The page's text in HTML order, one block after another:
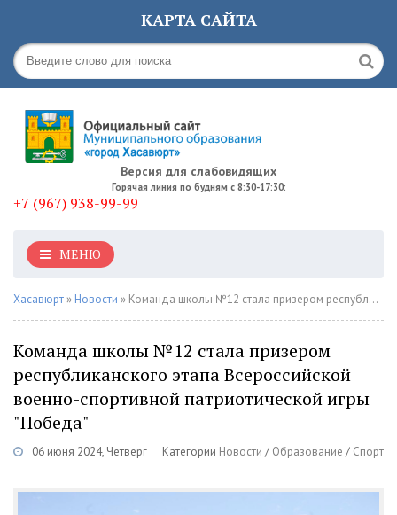
КАРТА САЙТА
Версия для слабовидящих
Горячая линия по будням с 8:30-17:30:
+7 (967) 938-99-99
МЕНЮ
Хасавюрт » Новости » Команда школы №12 стала призером республиканского этапа Всероссийской военно-спортивной патриотической игры "Победа"
Команда школы №12 стала призером
республиканского этапа Всероссийской
военно-спортивной патриотической игры
"Победа"
06 июня 2024, Четверг Категории Новости / Образование / Спорт